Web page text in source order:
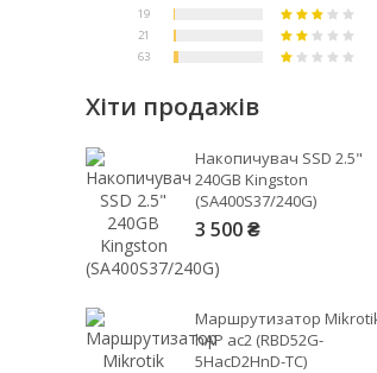
Рейтинг EXE.ua: 4.6
974
90
19
21
Хіти продажів
Накопичувач SSD 2.5"
240GB Kingston
(SA400S37/240G)
3 500 ₴
Маршрутизатор
hAP ac2 (RBD52G-
5HacD2HnD-TC)